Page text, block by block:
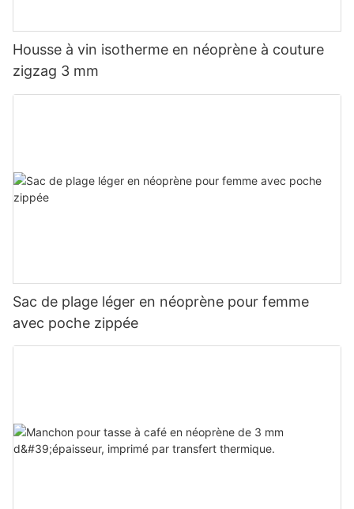
Housse à vin isotherme en néoprène à couture
zigzag 3 mm
Sac de plage léger en néoprène pour femme
avec poche zippée